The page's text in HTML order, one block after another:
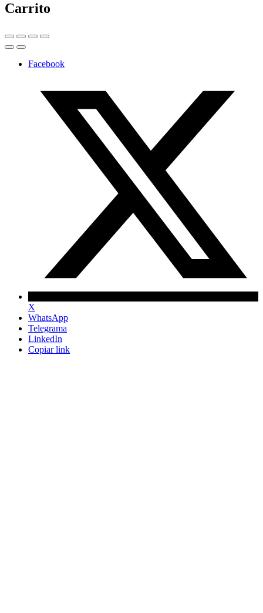
Carrito
Facebook
X
WhatsApp
Telegrama
LinkedIn
Copiar link